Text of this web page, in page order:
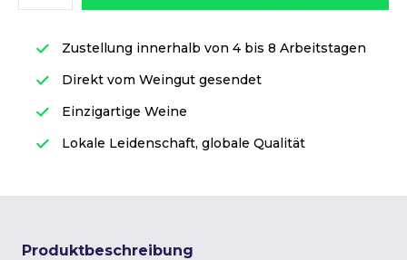
Zustellung innerhalb von 4 bis 8 Arbeitstagen
Direkt vom Weingut gesendet
Einzigartige Weine
Lokale Leidenschaft, globale Qualität
Produktbeschreibung